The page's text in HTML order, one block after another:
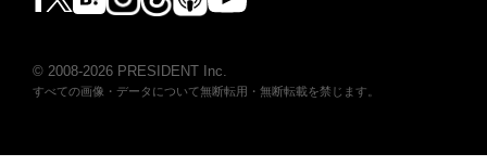
© 2008-2026 PRESIDENT Inc.
すべての画像・データについて無断転用・無断転載を禁じます。